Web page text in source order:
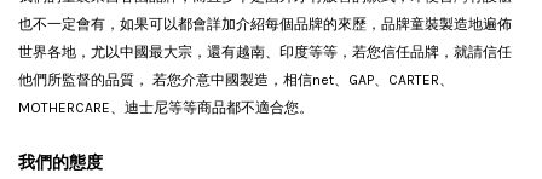
也不一定會有，如果可以都會詳加介紹每個品牌的來歷，品牌童裝製造地遍佈
世界各地，尤以中國最大宗，還有越南、印度等等，若您信任品牌，就請信任
他們所監督的品質， 若您介意中國製造，相信net、GAP、CARTER、
MOTHERCARE、迪士尼等等商品都不適合您。
我們的態度